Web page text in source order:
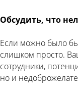
Обсудить, что
Если можно было бы
слишком просто.
сотрудники,
но и